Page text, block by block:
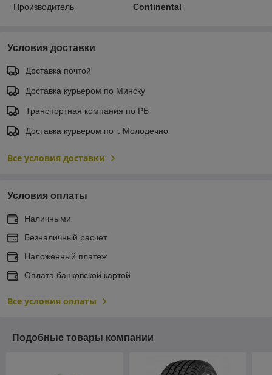
Производитель Continental
Условия доставки
Доставка почтой
Доставка курьером по Минску
Транспортная компания по РБ
Доставка курьером по г. Молодечно
Все условия доставки
Условия оплаты
Наличными
Безналичный расчет
Наложенный платеж
Оплата банковской картой
Все условия оплаты
Подобные товары компании